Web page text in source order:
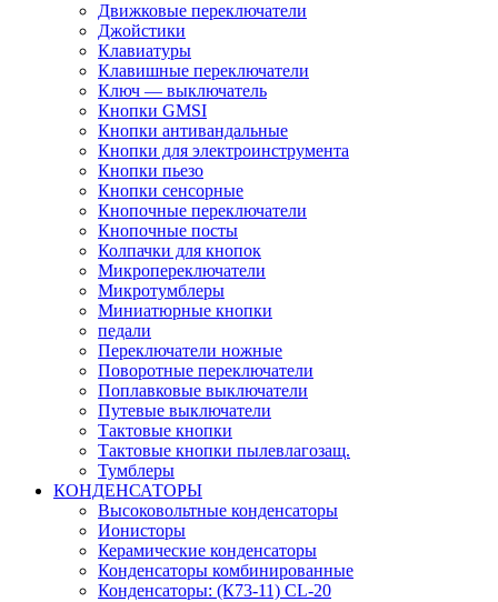
Движковые переключатели
Джойстики
Клавиатуры
Клавишные переключатели
Ключ — выключатель
Кнопки GMSI
Кнопки антивандальные
Кнопки для электроинструмента
Кнопки пьезо
Кнопки сенсорные
Кнопочные переключатели
Кнопочные посты
Колпачки для кнопок
Микропереключатели
Микротумблеры
Миниатюрные кнопки
педали
Переключатели ножные
Поворотные переключатели
Поплавковые выключатели
Путевые выключатели
Тактовые кнопки
Тактовые кнопки пылевлагозащ.
Тумблеры
КОНДЕНСАТОРЫ
Высоковольтные конденсаторы
Ионисторы
Керамические конденсаторы
Конденсаторы комбинированные
Конденсаторы: (К73-11) CL-20